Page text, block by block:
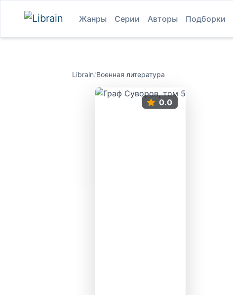
Жанры Серии Авторы Подборки
Librain/Военная литература
0.0